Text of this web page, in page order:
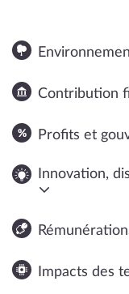
Contribution
Profits et
Innovation,
Impacts des